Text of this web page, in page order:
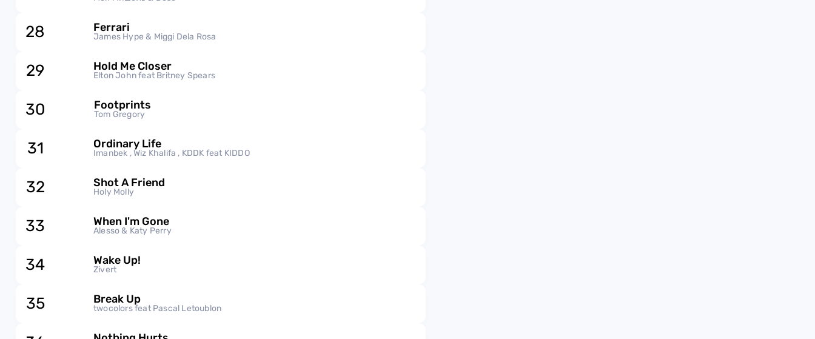
28 Ferrari
James Hype & Miggi Dela Rosa
29 Hold Me Closer
Elton John feat Britney Spears
30 Footprints
Tom Gregory
31 Ordinary Life
Imanbek , Wiz Khalifa , KDDK feat KIDDO
32 Shot A Friend
Holy Molly
33 When I'm Gone
Alesso & Katy Perry
34 Wake Up!
Zivert
35 Break Up
twocolors feat Pascal Letoublon